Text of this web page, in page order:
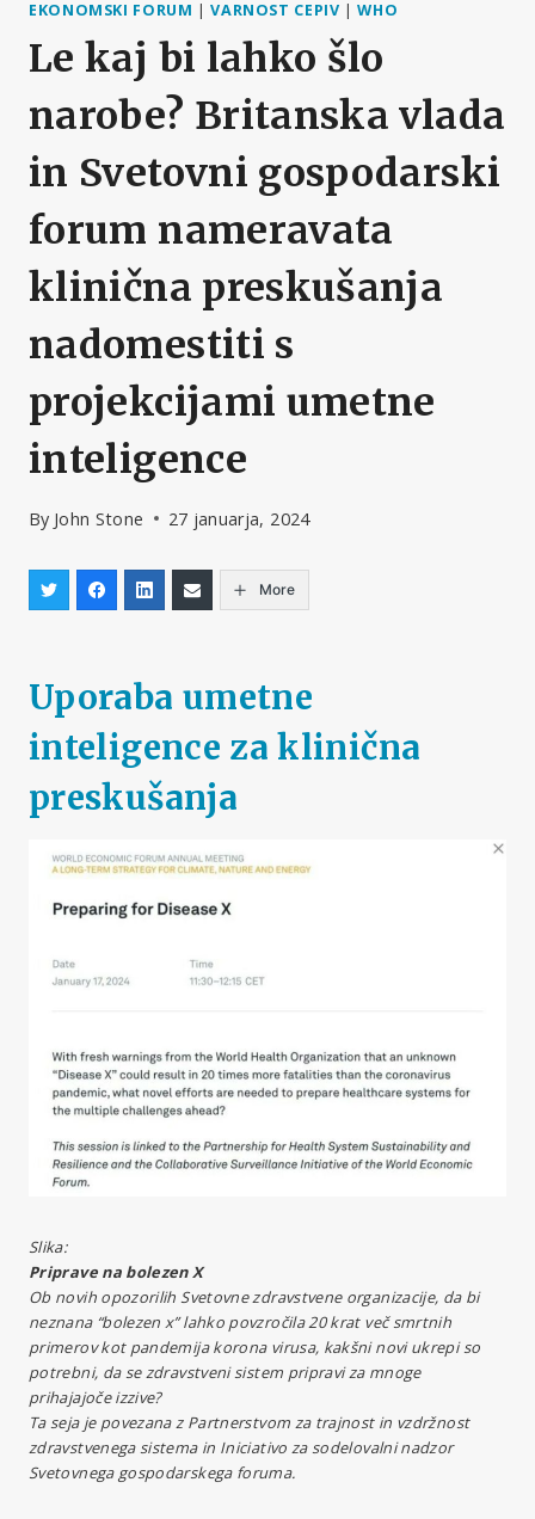
EKONOMSKI FORUM |VARNOST CEPIV |WHO
Le kaj bi lahko šlo
narobe? Britanska vlada
in Svetovni gospodarski
forum nameravata
klinična preskušanja
nadomestiti s
projekcijami umetne
inteligence
By John Stone 27 januarja, 2024
More
Uporaba umetne
inteligence za klinična
preskušanja
Slika:
Priprave na bolezen X
Ob novih opozorilih Svetovne zdravstvene organizacije, da bi
neznana “bolezen x” lahko povzročila 20 krat več smrtnih
primerov kot pandemija korona virusa, kakšni novi ukrepi so
potrebni, da se zdravstveni sistem pripravi za mnoge
prihajajoče izzive?
Ta seja je povezana z Partnerstvom za trajnost in vzdržnost
zdravstvenega sistema in Iniciativo za sodelovalni nadzor
Svetovnega gospodarskega foruma.